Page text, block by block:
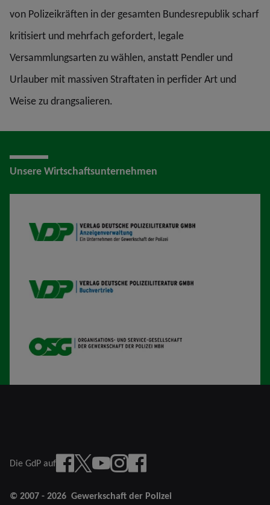
von Polizeikräften in der gesamten Bundesrepublik scharf
kritisiert und mehrfach gefordert, legale
Versammlungsarten zu wählen, anstatt Pendler und
Urlauber mit massiven Straftaten in perfider Art und
Weise zu drangsalieren.
Unsere Wirtschaftsunternehmen
VDP AV
VDP B
OSG
Die GdP auf
Facebook
X YouTubeinstagramFacebook Junge Gruppe
© 2007 - 2026 Gewerkschaft der Polizei